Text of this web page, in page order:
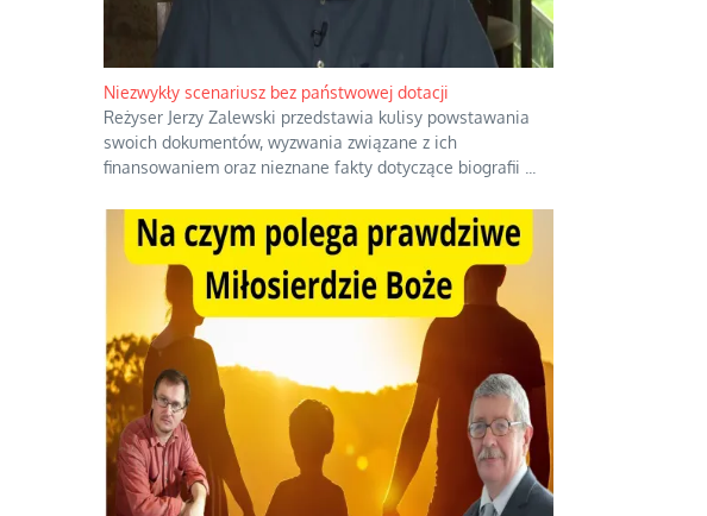
Niezwykły scenariusz bez państwowej dotacji
Reżyser Jerzy Zalewski przedstawia kulisy powstawania
swoich dokumentów, wyzwania związane z ich
finansowaniem oraz nieznane fakty dotyczące biografii